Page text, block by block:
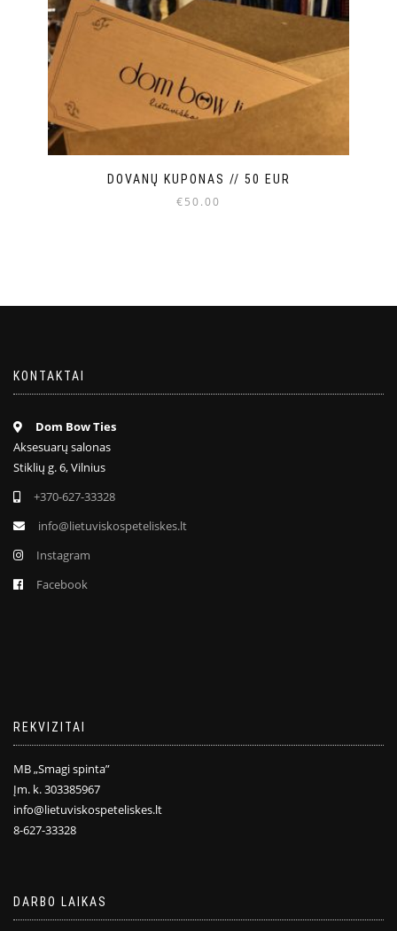
DOVANŲ KUPONAS // 50 EUR
€50.00
KONTAKTAI
Dom Bow Ties
Aksesuarų salonas
Stiklių g. 6, Vilnius
+370-627-33328
info@lietuviskospeteliskes.lt
Instagram
Facebook
REKVIZITAI
MB „Smagi spinta”
Įm. k. 303385967
info@lietuviskospeteliskes.lt
8-627-33328
DARBO LAIKAS